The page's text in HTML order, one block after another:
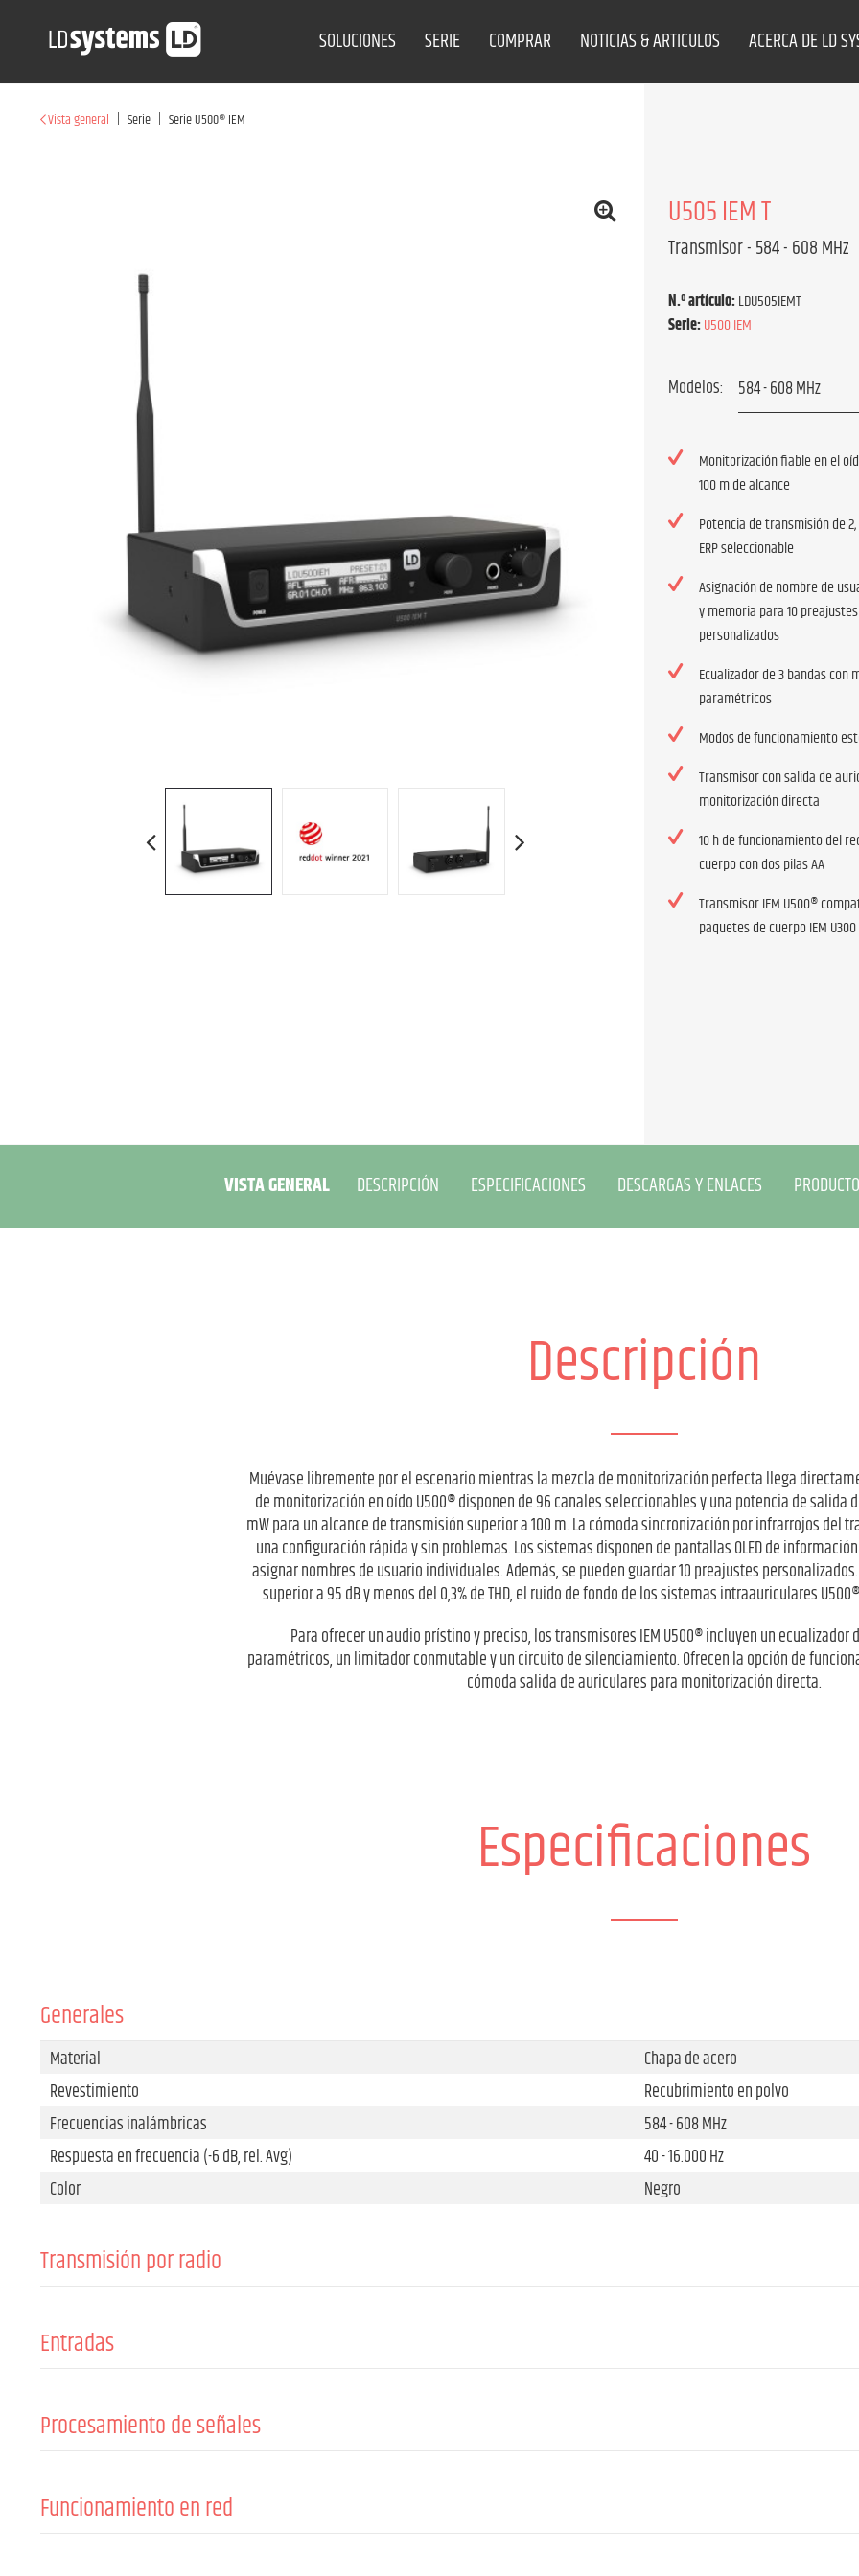
SOLUCIONES SERIE COMPRAR NOTICIAS & ARTICULOS ACERCA DE LD
Vista general | Serie | Serie U500® IEM
U505 IEM T
Transmisor - 584 - 608 MHz
N.º artículo:LDU505IEMT
Serie:U500 IEM
Modelos:
Monitorización fiable en el
100 m de alcance
Potencia de transmisión de 2,
ERP seleccionable
Asignación de nombre de
y memoria para 10 preajustes
personalizados
Ecualizador de 3 bandas con
paramétricos
Modos de funcionamiento
Transmisor con salida de
monitorización directa
10 h de funcionamiento del
cuerpo con dos pilas AA
Transmisor IEM U500®
paquetes de cuerpo IEM U300
VISTA GENERAL DESCRIPCIÓN ESPECIFICACIONES DESCARGAS Y ENLACES
Descripción
Muévase libremente por el escenario mientras la mezcla de monitorización perfecta llega
de monitorización en oído U500® disponen de 96 canales seleccionables y una potencia de salida
mW para un alcance de transmisión superior a 100 m. La cómoda sincronización por infrarrojos del
una configuración rápida y sin problemas. Los sistemas disponen de pantallas OLED de
asignar nombres de usuario individuales. Además, se pueden guardar 10 preajustes
superior a 95 dB y menos del 0,3% de THD, el ruido de fondo de los sistemas intraauriculares
Para ofrecer un audio prístino y preciso, los transmisores IEM U500® incluyen un ecualizador
paramétricos, un limitador conmutable y un circuito de silenciamiento. Ofrecen la opción de
cómoda salida de auriculares para monitorización directa.
Especificaciones
Generales
Material
Chapa de acero
Revestimiento
Recubrimiento en polvo
Frecuencias inalámbricas
584 - 608 MHz
Respuesta en frecuencia (-6 dB, rel. Avg)
40 - 16.000 Hz
Color
Negro
Transmisión por radio
Potencia de transmisión
Entradas
Tipo de conector de Line-In
Procesamiento de señales
Máx. THD+N (1 kHz, +4 dBu, unidad, sin ponderar)
Funcionamiento en red